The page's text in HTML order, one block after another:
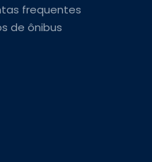
frequentes
de ônibus